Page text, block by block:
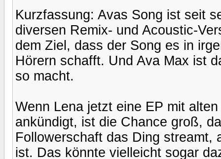
Kurzfassung: Avas Song ist seit
diversen Remix- und Acoustic-
dem Ziel, dass der Song es in
Hörern schafft. Und Ava Max ist
so macht.
Wenn Lena jetzt eine EP mit
ankündigt, ist die Chance groß,
Followerschaft das Ding streamt,
ist. Das könnte vielleicht sogar